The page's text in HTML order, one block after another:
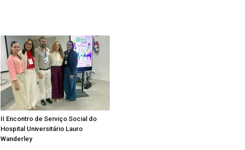
II Encontro de Serviço Social do
Hospital Universitário Lauro
Wanderley